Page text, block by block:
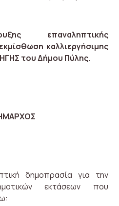
επαναληπτικής
καλλιεργήσιμης
του Δήμου Πύλης.
δημοπρασία για την
εκτάσεων που